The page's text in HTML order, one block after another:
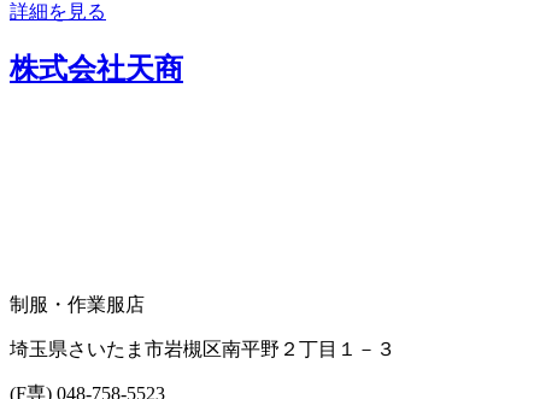
詳細を見る
株式会社天商
制服・作業服店
埼玉県さいたま市岩槻区南平野２丁目１－３
(F専) 048-758-5523